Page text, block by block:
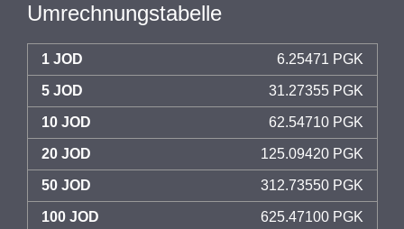
Umrechnungstabelle
1 JOD 6.25471 PGK
5 JOD 31.27355 PGK
10 JOD 62.54710 PGK
20 JOD 125.09420 PGK
50 JOD 312.73550 PGK
100 JOD 625.47100 PGK